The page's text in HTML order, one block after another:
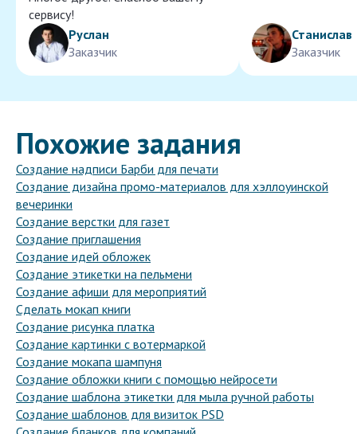
сервису!
Руслан
Заказчик
Станислав
Заказчик
Похожие задания
Создание надписи Барби для печати
Создание дизайна промо-материалов для хэллоуинской
вечеринки
Создание верстки для газет
Создание приглашения
Создание идей обложек
Создание этикетки на пельмени
Создание афиши для мероприятий
Сделать мокап книги
Создание рисунка платка
Создание картинки с вотермаркой
Создание мокапа шампуня
Создание обложки книги с помощью нейросети
Создание шаблона этикетки для мыла ручной работы
Создание шаблонов для визиток PSD